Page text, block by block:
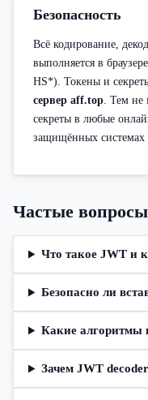
Безопасность
Всё кодирование,
выполняется в
HS*). Токены и
сервер aff.top. Тем не
секреты в любые
защищённых
Частые вопросы
Что такое JWT и
Безопасно ли
Какие алгоритмы
Зачем JWT